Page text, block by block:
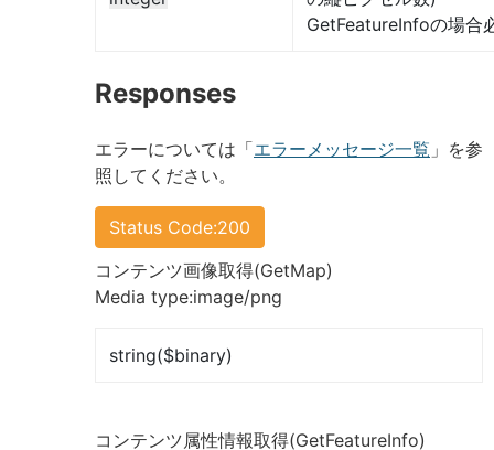
GetFeatureInfoの場合
Responses
エラーについては「エラーメッセージ一覧 」を参
照してください。
Status Code:200
コンテンツ画像取得(GetMap)
Media type:image/png
string($binary)
コンテンツ属性情報取得(GetFeatureInfo)